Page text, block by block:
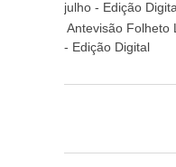
julho - Edição
Antevisão Folheto
- Edição Digital